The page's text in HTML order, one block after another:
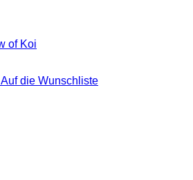
Auf die Wunschliste